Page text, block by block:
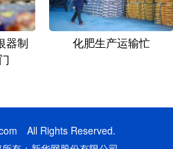
器制
化肥生产运输忙
All Rights Reserved.